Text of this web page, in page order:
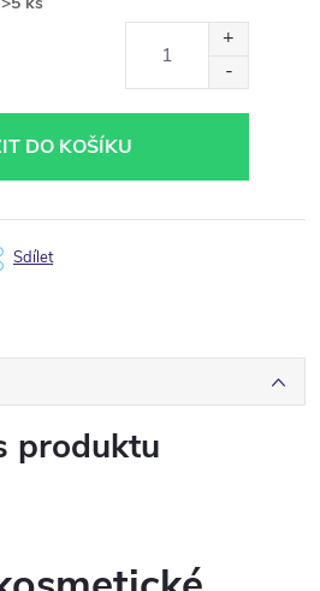
DO KOŠÍKU
Sdílet
produktu